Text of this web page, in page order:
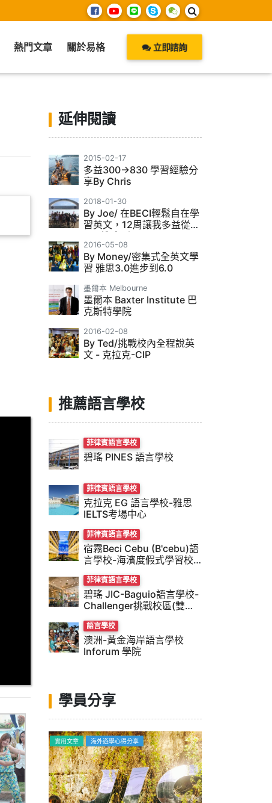
熱門文章 關於易格 立即諮詢
延伸閱讀
2015-02-17
多益300->830 學習經驗分
享By Chris
2018-01-30
By Joe/ 在BECI輕鬆自在學
習英文，12周讓我多益從
2016-05-08
By Money/密集式全英文學
習 雅思3.0進步到6.0
墨爾本 Melbourne
墨爾本 Baxter Institute 巴
克斯特學院
2016-02-08
By Ted/挑戰校內全程說英
文 - 克拉克-CIP
推薦語言學校
菲律賓語言學校
碧瑤 PINES 語言學校
菲律賓語言學校
克拉克 EG 語言學校-雅思
IELTS考場中心
菲律賓語言學校
宿霧Beci Cebu (B'cebu)語
言學校-海濱度假式學習校
菲律賓語言學校
碧瑤 JIC-Baguio語言學校-
Challenger挑戰校區(雙校
語言學校
澳洲-黃金海岸語言學校
Inforum 學院
學員分享
海外遊學心得分享